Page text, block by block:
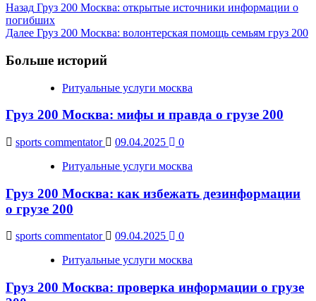
Post
Navigation
Назад Груз 200 Москва: открытые источники информации о
погибших
Далее Груз 200 Москва: волонтерская помощь семьям груз 200
Больше историй
Ритуальные услуги москва
Груз 200 Москва: мифы и правда о грузе 200
sports commentator 09.04.2025
0
Ритуальные услуги москва
Груз 200 Москва: как избежать дезинформации
о грузе 200
sports commentator 09.04.2025
0
Ритуальные услуги москва
Груз 200 Москва: проверка информации о грузе